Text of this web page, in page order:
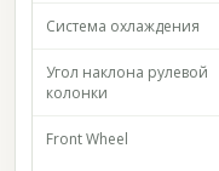
Система охлаждения
Угол наклона рулевой
колонки
Front Wheel